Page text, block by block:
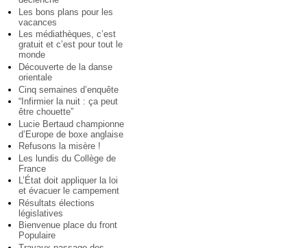
Les bons plans pour les
vacances
Les médiathèques, c’est
gratuit et c’est pour tout le
monde
Découverte de la danse
orientale
Cinq semaines d’enquête
“Infirmier la nuit : ça peut
être chouette”
Lucie Bertaud championne
d’Europe de boxe anglaise
Refusons la misère !
Les lundis du Collège de
France
L’État doit appliquer la loi
et évacuer le campement
Résultats élections
législatives
Bienvenue place du front
Populaire